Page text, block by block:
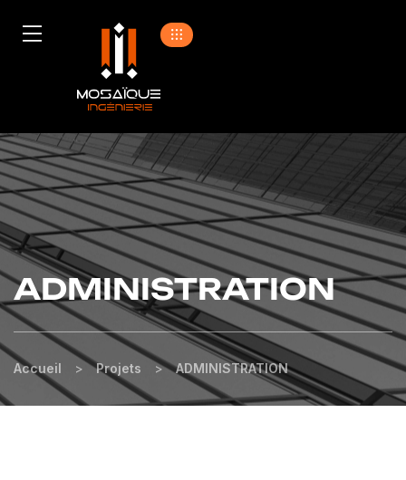
ADMINISTRATION
Accueil > Projets > ADMINISTRATION